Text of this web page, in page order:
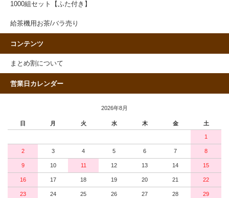
1000組セット【ふた付き】
給茶機用お茶/バラ売り
コンテンツ
まとめ割について
営業日カレンダー
2026年8月
日 月 火 水 木 金 土
1
2 3 4 5 6 7 8
9 10 11 12 13 14 15
16 17 18 19 20 21 22
23 24 25 26 27 28 29